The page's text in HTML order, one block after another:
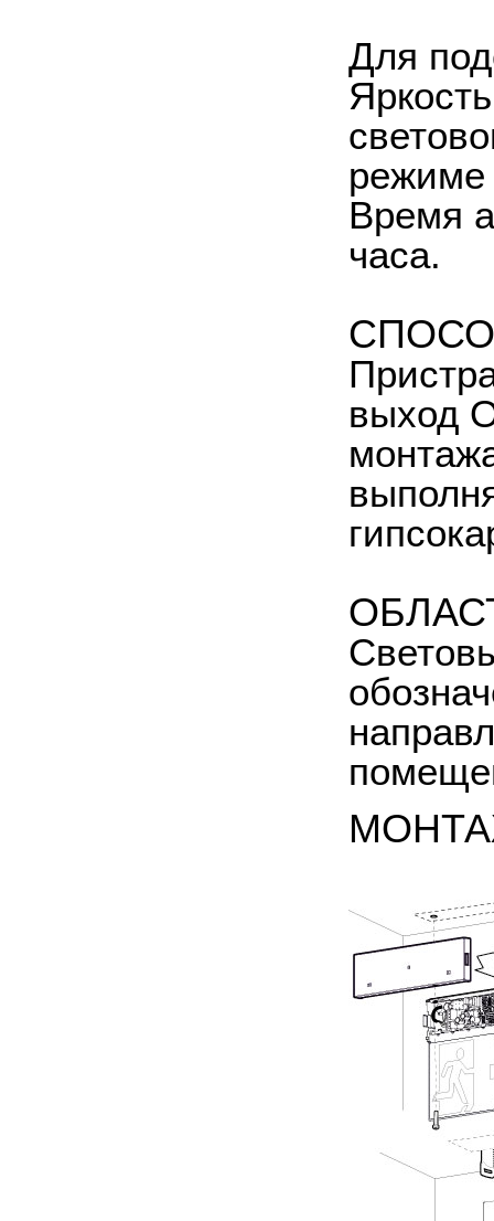
Для
режиме
Время
часа.
выход